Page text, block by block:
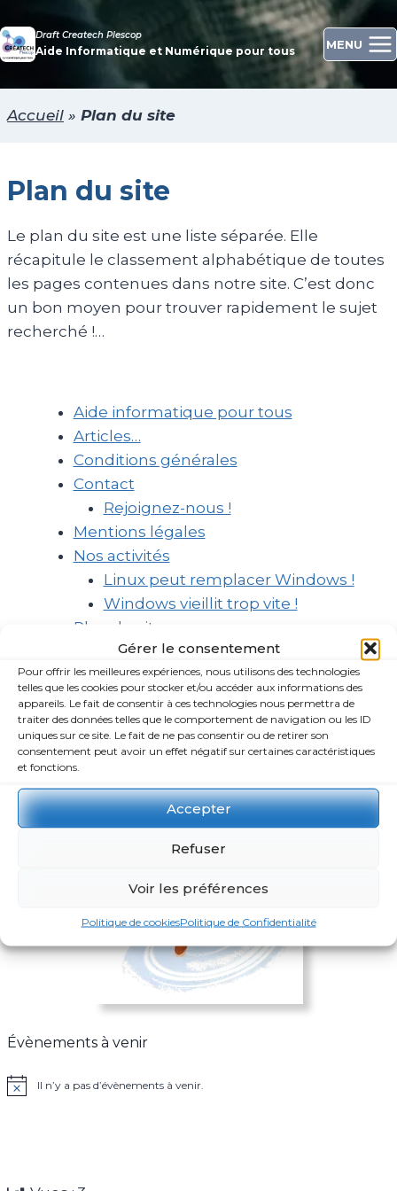
Gérer le consentement
Pour offrir les meilleures expériences, nous utilisons des technologies
telles que les cookies pour stocker et/ou accéder aux informations des
appareils. Le fait de consentir à ces technologies nous permettra de
traiter des données telles que le comportement de navigation ou les ID
uniques sur ce site. Le fait de ne pas consentir ou de retirer son
consentement peut avoir un effet négatif sur certaines caractéristiques
et fonctions.
Accepter
Refuser
Voir les préférences
Politique de cookiesPolitique de Confidentialité
au
contenu
Draft Createch Plescop
Aide Informatique et Numérique pour tous MENU
Accueil » Plan du site
Plan du site
Le plan du site est une liste séparée. Elle
récapitule le classement alphabétique de toutes
les pages contenues dans notre site. C’est donc
un bon moyen pour trouver rapidement le sujet
recherché !…
Aide informatique pour tous
Articles…
Conditions générales
Contact
Rejoignez-nous !
Mentions légales
Nos activités
Linux peut remplacer Windows !
Windows vieillit trop vite !
Plan du site
Politique de Confidentialité
Politique de cookies (UE)
Évènements à venir
Notice Il n’y a pas d’évènements à venir.